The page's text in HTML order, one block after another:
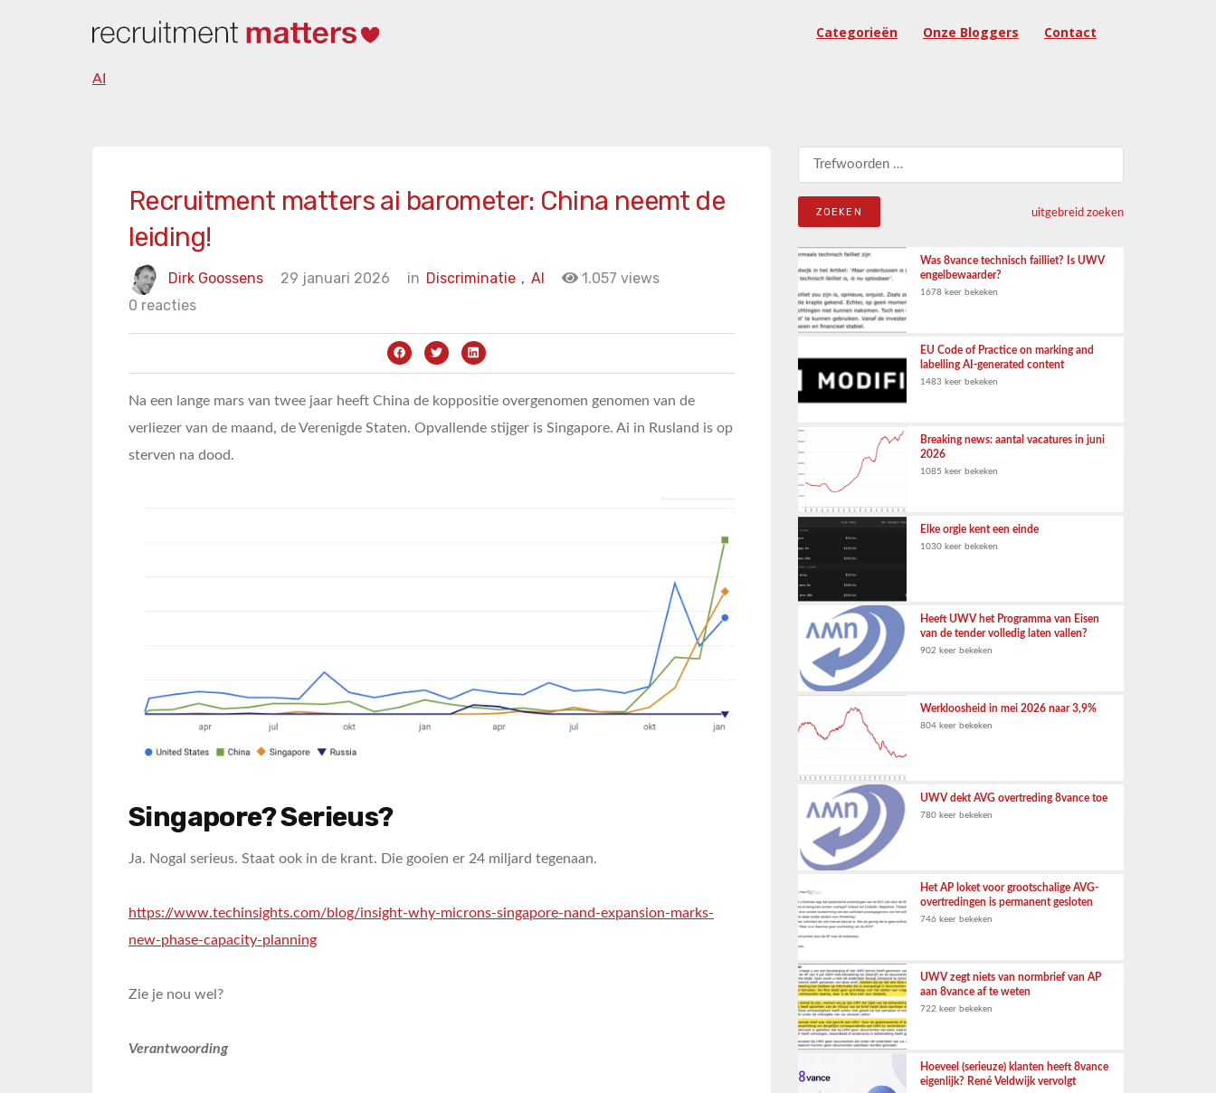
Categorieën Onze Bloggers Contact
AI
Recruitment matters ai barometer: China neemt de
leiding!
Dirk Goossens 29 januari 2026 in AI
Discriminatie ,
1.057 views
0 reacties
Na een lange mars van twee jaar heeft China de koppositie overgenomen genomen van de
verliezer van de maand, de Verenigde Staten. Opvallende stijger is Singapore. Ai in Rusland is op
sterven na dood.
Singapore? Serieus?
Ja. Nogal serieus. Staat ook in de krant. Die gooien er 24 miljard tegenaan.
https://www.techinsights.com/blog/insight-why-microns-singapore-nand-expansion-marks-
new-phase-capacity-planning
Zie je nou wel?
Verantwoording
Zoeken naar:
uitgebreid zoeken
Was 8vance technisch failliet? Is UWV
engelbewaarder?
1678 keer bekeken
EU Code of Practice on marking and
labelling AI-generated content
1483 keer bekeken
Breaking news: aantal vacatures in juni
2026
1085 keer bekeken
Elke orgie kent een einde
1030 keer bekeken
Heeft UWV het Programma van Eisen
van de tender volledig laten vallen?
902 keer bekeken
Werkloosheid in mei 2026 naar 3,9%
804 keer bekeken
UWV dekt AVG overtreding 8vance toe
780 keer bekeken
Het AP loket voor grootschalige AVG-
overtredingen is permanent gesloten
746 keer bekeken
UWV zegt niets van normbrief van AP
aan 8vance af te weten
722 keer bekeken
Hoeveel (serieuze) klanten heeft 8vance
eigenlijk? René Veldwijk vervolgt